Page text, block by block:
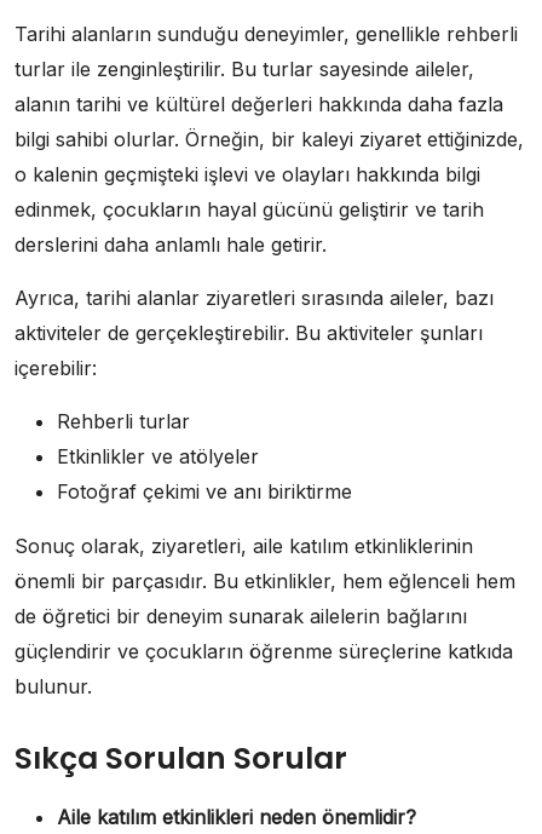
Tarihi alanların sunduğu deneyimler, genellikle rehberli
turlar ile zenginleştirilir. Bu turlar sayesinde aileler,
alanın tarihi ve kültürel değerleri hakkında daha fazla
bilgi sahibi olurlar. Örneğin, bir kaleyi ziyaret ettiğinizde,
o kalenin geçmişteki işlevi ve olayları hakkında bilgi
edinmek, çocukların hayal gücünü geliştirir ve tarih
derslerini daha anlamlı hale getirir.
Ayrıca, tarihi alanlar ziyaretleri sırasında aileler, bazı
aktiviteler de gerçekleştirebilir. Bu aktiviteler şunları
içerebilir:
Rehberli turlar
Etkinlikler ve atölyeler
Fotoğraf çekimi ve anı biriktirme
Sonuç olarak, ziyaretleri, aile katılım etkinliklerinin
önemli bir parçasıdır. Bu etkinlikler, hem eğlenceli hem
de öğretici bir deneyim sunarak ailelerin bağlarını
güçlendirir ve çocukların öğrenme süreçlerine katkıda
bulunur.
Sıkça Sorulan Sorular
Aile katılım etkinlikleri neden önemlidir?